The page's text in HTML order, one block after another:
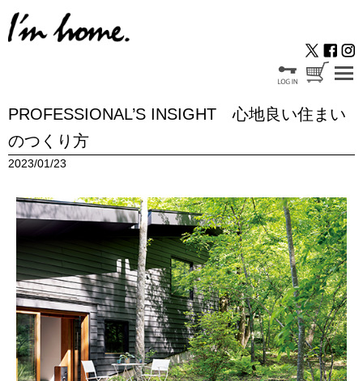
PROFESSIONAL’S INSIGHT 心地良い住まい
のつくり方
2023/01/23